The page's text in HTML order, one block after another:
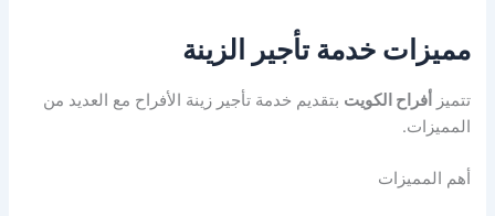
مميزات خدمة تأجير الزينة
تتميز أفراح الكويت بتقديم خدمة تأجير زينة الأفراح مع العديد من
المميزات.
أهم المميزات